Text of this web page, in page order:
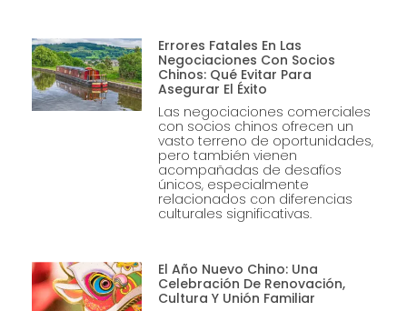
Errores Fatales En Las
Negociaciones Con Socios
Chinos: Qué Evitar Para
Asegurar El Éxito
Las negociaciones comerciales
con socios chinos ofrecen un
vasto terreno de oportunidades,
pero también vienen
acompañadas de desafíos
únicos, especialmente
relacionados con diferencias
culturales significativas.
El Año Nuevo Chino: Una
Celebración De Renovación,
Cultura Y Unión Familiar